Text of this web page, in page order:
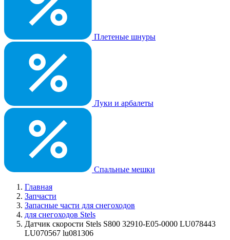
Плетеные шнуры
Луки и арбалеты
Спальные мешки
Главная
Запчасти
Запасные части для снегоходов
для снегоходов Stels
Датчик скорости Stels S800 32910-E05-0000 LU078443
LU070567 lu081306